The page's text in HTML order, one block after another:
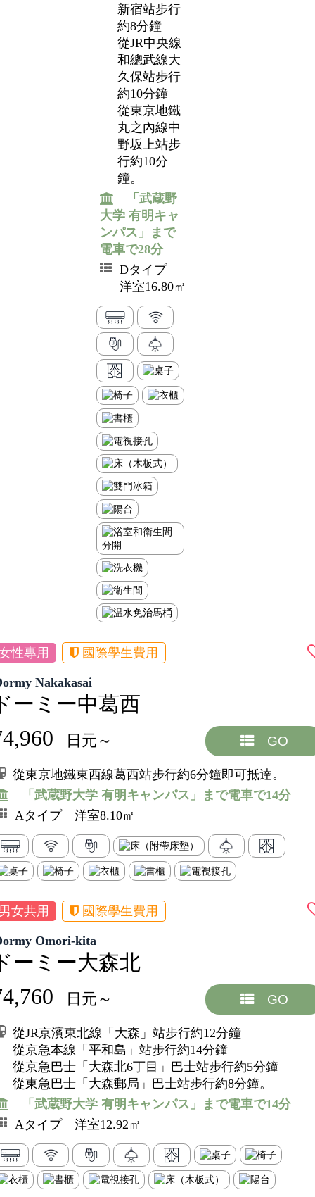
新宿站步行
約8分鐘
從JR中央線
和總武線大
久保站步行
約10分鐘
從東京地鐵
丸之內線中
野坂上站步
行約10分
鐘。
「武蔵野
大学 有明キャ
ンパス」まで
電車で28分
Dタイプ
洋室16.80㎡
性專用 國際學生費用
Nakakasai
ーミー中葛西
日元～ GO
從東京地鐵東西線葛西站步行約6分鐘即可抵達。
「武蔵野大学 有明キャンパス」まで電車で14分
Aタイプ 洋室8.10㎡
女共用 國際學生費用
Omori-kita
ーミー大森北
日元～ GO
從JR京濱東北線「大森」站步行約12分鐘
從京急本線「平和島」站步行約14分鐘
從京急巴士「大森北6丁目」巴士站步行約5分鐘
從東急巴士「大森郵局」巴士站步行約8分鐘。
「武蔵野大学 有明キャンパス」まで電車で14分
Aタイプ 洋室12.92㎡